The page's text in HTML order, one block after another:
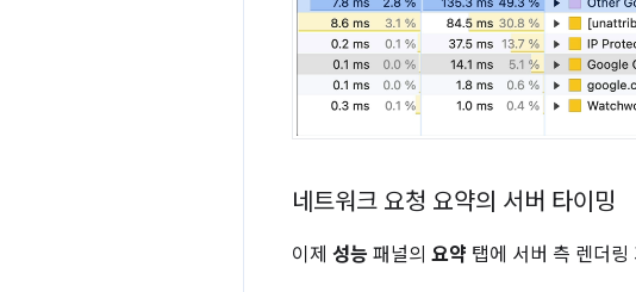
네트워크 요청 요약의 서버 타이밍
이제 성능 패널의 요약 탭에 서버 측 렌더